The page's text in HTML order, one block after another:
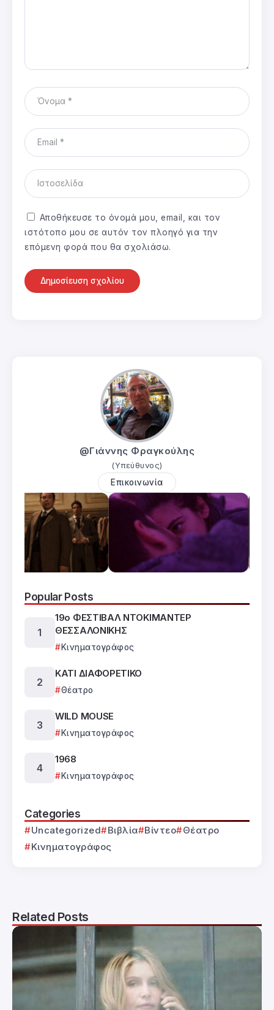
Αποθήκευσε το όνομά μου, email, και τον
ιστότοπο μου σε αυτόν τον πλοηγό για την
επόμενη φορά που θα σχολιάσω.
@Γιάννης Φραγκούλης
(Υπεύθυνος)
Επικοινωνία
Popular Posts
19ο ΦΕΣΤΙΒΑΛ ΝΤΟΚΙΜΑΝΤΕΡ
ΘΕΣΣΑΛΟΝΙΚΗΣ
Κινηματογράφος
ΚΑΤΙ ΔΙΑΦΟΡΕΤΙΚΟ
Θέατρο
WILD MOUSE
Κινηματογράφος
1968
Κινηματογράφος
Categories
Uncategorized Βιβλία Βίντεο
Θέατρο
Κινηματογράφος
Related Posts